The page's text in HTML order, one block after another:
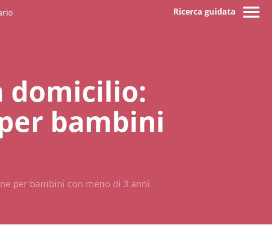
Ricerca guidata
domicilio:
bambini
per bambini con meno di 3 anni